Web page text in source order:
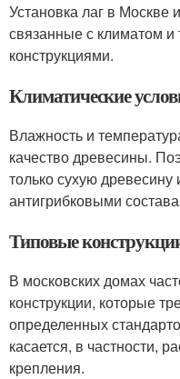
Установка лаг в Москве
связанные с климатом
конструкциями.
Климатические
Влажность и
качество древесины.
только сухую
антигрибковыми
Типовые
В московских домах
конструкции, которые
определенных
касается, в частности,
крепления.